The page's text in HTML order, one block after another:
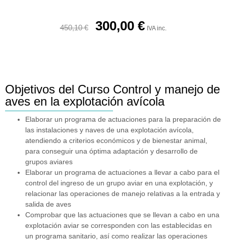
450,10€ 300,00 € IVA inc.
Objetivos del Curso Control y manejo de
aves en la explotación avícola
Elaborar un programa de actuaciones para la preparación de
las instalaciones y naves de una explotación avícola,
atendiendo a criterios económicos y de bienestar animal,
para conseguir una óptima adaptación y desarrollo de
grupos aviares
Elaborar un programa de actuaciones a llevar a cabo para el
control del ingreso de un grupo aviar en una explotación, y
relacionar las operaciones de manejo relativas a la entrada y
salida de aves
Comprobar que las actuaciones que se llevan a cabo en una
explotación aviar se corresponden con las establecidas en
un programa sanitario, así como realizar las operaciones